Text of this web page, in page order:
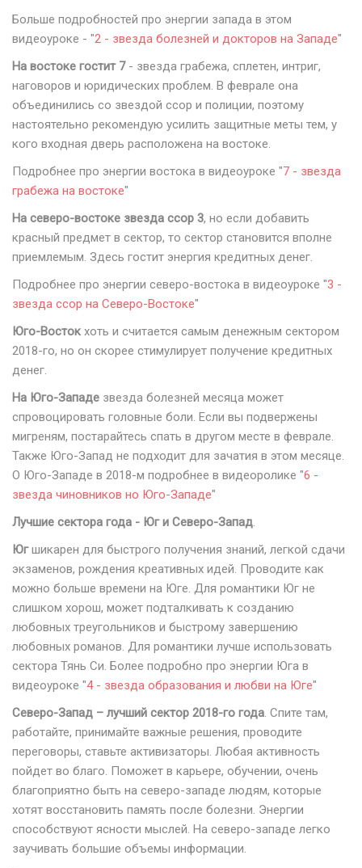
Больше подробностей про энергии запада в этом
видеоуроке - "2 - звезда болезней и докторов на Западе"
На востоке гостит 7- звезда грабежа, сплетен, интриг,
наговоров и юридических проблем. В феврале она
объединились со звездой ссор и полиции, поэтому
настоятельно рекомендую усилить защитные меты тем, у
кого входная дверь расположена на востоке.
Подробнее про энергии востока в видеоуроке "7 - звезда
грабежа на востоке"
На северо-востоке звезда ссор 3, но если добавить
красный предмет в сектор, то сектор становится вполне
приемлемым. Здесь гостит энергия кредитных денег.
Подробнее про энергии северо-востока в видеоуроке "3 -
звезда ссор на Северо-Востоке"
Юго-Восток хоть и считается самым денежным сектором
2018-го, но он скорее стимулирует получение кредитных
денег.
На Юго-Западе звезда болезней месяца может
спровоцировать головные боли. Если вы подвержены
мигреням, постарайтесь спать в другом месте в феврале.
Также Юго-Запад не подходит для зачатия в этом месяце.
О Юго-Западе в 2018-м подробнее в видеоролике "6 -
звезда чиновников но Юго-Западе"
Лучшие сектора года - Юг и Северо-Запад.
Югшикарен для быстрого получения знаний, легкой сдачи
экзаменов, рождения креативных идей. Проводите как
можно больше времени на Юге. Для романтики Юг не
слишком хорош, может подталкивать к созданию
любовных треугольников и быстрому завершению
любовных романов. Для романтики лучше использовать
сектора Тянь Си. Более подробно про энергии Юга в
видеоуроке "4 - звезда образования и любви на Юге"
Северо-Запад – лучший сектор 2018-го года. Спите там,
работайте, принимайте важные решения, проводите
переговоры, ставьте активизаторы. Любая активность
пойдет во благо. Поможет в карьере, обучении, очень
благоприятно быть на северо-западе людям, которые
хотят восстановить память после болезни. Энергии
способствуют ясности мыслей. На северо-западе легко
заучивать большие объемы информации.